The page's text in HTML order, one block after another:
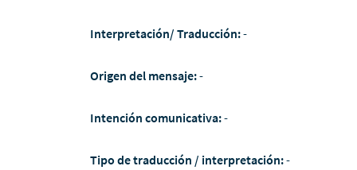
Interpretación/ Traducción:-
Origen del mensaje:-
Intención comunicativa:-
Tipo de traducción / interpretación:-